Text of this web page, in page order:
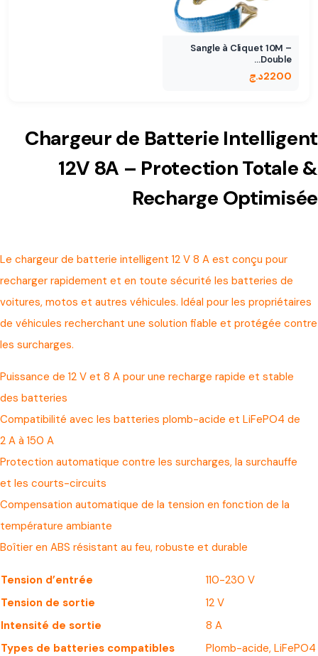
Sangle à Cliquet 10M –
Double…
2200د.ج
Chargeur de Batterie Intelligent
12V 8A – Protection Totale &
Recharge Optimisée
Le chargeur de batterie intelligent 12 V 8 A est conçu pour
recharger rapidement et en toute sécurité les batteries de
voitures, motos et autres véhicules. Idéal pour les propriétaires
de véhicules recherchant une solution fiable et protégée contre
les surcharges.
Puissance de 12 V et 8 A pour une recharge rapide et stable
des batteries
Compatibilité avec les batteries plomb-acide et LiFePO4 de
2 A à 150 A
Protection automatique contre les surcharges, la surchauffe
et les courts-circuits
Compensation automatique de la tension en fonction de la
température ambiante
Boîtier en ABS résistant au feu, robuste et durable
Tension d’entrée
110-230 V
Tension de sortie
12 V
Intensité de sortie
8 A
Types de batteries compatibles
Plomb-acide, LiFePO4